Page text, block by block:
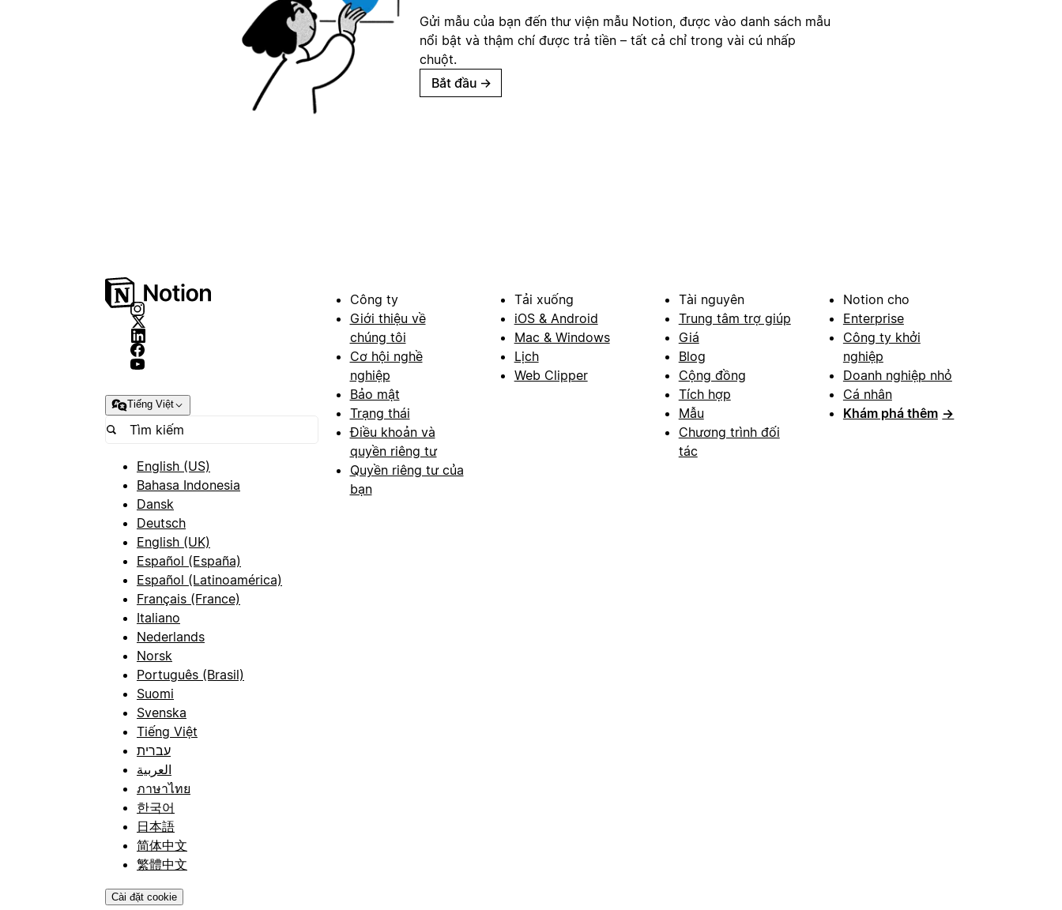
Gửi mẫu của bạn đến thư viện mẫu Notion, được vào danh sách mẫu
nổi bật và thậm chí được trả tiền – tất cả chỉ trong vài cú nhấp
chuột.
Bắt đầu →
Tiếng Việt
English (US)
Bahasa Indonesia
Dansk
Deutsch
English (UK)
Español (España)
Español (Latinoamérica)
Français (France)
Italiano
Nederlands
Norsk
Português (Brasil)
Suomi
Svenska
Tiếng Việt
עברית
العربية
ภาษาไทย
한국어
日本語
简体中文
繁體中文
Cài đặt cookie
Công ty
Giới thiệu về
chúng tôi
Cơ hội nghề
nghiệp
Bảo mật
Trạng thái
Điều khoản và
quyền riêng tư
Quyền riêng tư của
bạn
Tải xuống
iOS & Android
Mac & Windows
Lịch
Web Clipper
Tài nguyên
Trung tâm trợ giúp
Giá
Blog
Cộng đồng
Tích hợp
Mẫu
Chương trình đối
tác
Notion cho
Enterprise
Công ty khởi
nghiệp
Doanh nghiệp nhỏ
Cá nhân
Khám phá thêm →